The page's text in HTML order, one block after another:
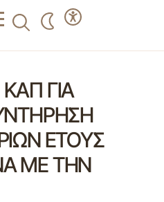
ΓΙΑ
ΕΤΟΥΣ
ΜΕ ΤΗΝ